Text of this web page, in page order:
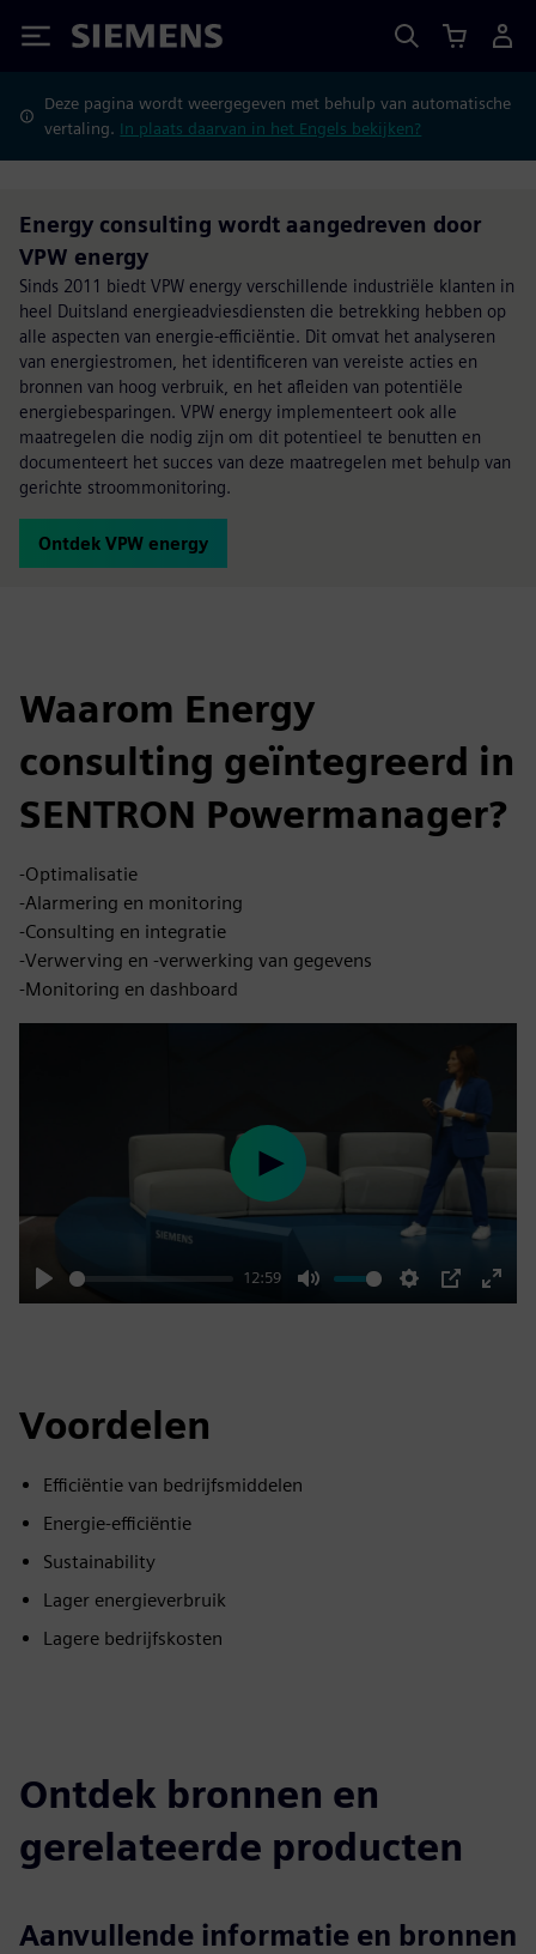
Siemens
Deze pagina wordt weergegeven met behulp van automatische
vertaling. In plaats daarvan in het Engels bekijken?
Energy consulting wordt aangedreven door
VPW energy
Sinds 2011 biedt VPW energy verschillende industriële klanten in
heel Duitsland energieadviesdiensten die betrekking hebben op
alle aspecten van energie-efficiëntie. Dit omvat het analyseren
van energiestromen, het identificeren van vereiste acties en
bronnen van hoog verbruik, en het afleiden van potentiële
energiebesparingen. VPW energy implementeert ook alle
maatregelen die nodig zijn om dit potentieel te benutten en
documenteert het succes van deze maatregelen met behulp van
gerichte stroommonitoring.
Ontdek VPW energy
Waarom Energy
consulting geïntegreerd in
SENTRON Powermanager?
-Optimalisatie
-Alarmering en monitoring
-Consulting en integratie
-Verwerving en -verwerking van gegevens
-Monitoring en dashboard
Play
12:59
Mute Settings
PIP
Enter
Play
Voordelen
Efficiëntie van bedrijfsmiddelen
Energie-efficiëntie
Sustainability
Lager energieverbruik
Lagere bedrijfskosten
Ontdek bronnen en
gerelateerde producten
Aanvullende informatie en bronnen